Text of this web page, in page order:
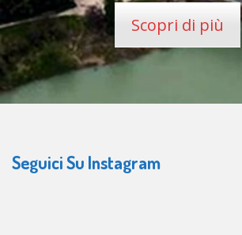
Scopri di più
Seguici Su Instagram